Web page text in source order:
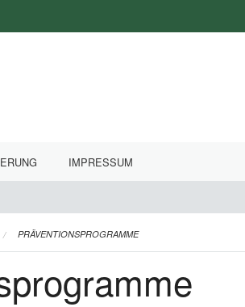
IMPRESSUM
PRÄVENTIONSPROGRAMME